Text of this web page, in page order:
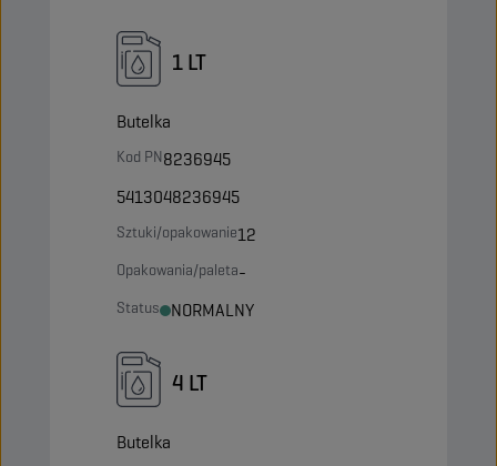
1 LT
Butelka
Kod PN8236945
5413048236945
Sztuki/opakowanie12
Opakowania/paleta-
Status NORMALNY
4 LT
Butelka